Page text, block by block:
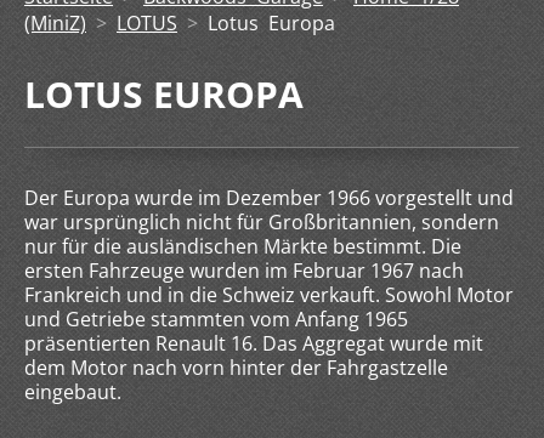
(MiniZ) > LOTUS > Lotus Europa
LOTUS EUROPA
Der Europa wurde im Dezember 1966 vorgestellt und
war ursprünglich nicht für Großbritannien, sondern
nur für die ausländischen Märkte bestimmt. Die
ersten Fahrzeuge wurden im Februar 1967 nach
Frankreich und in die Schweiz verkauft. Sowohl Motor
und Getriebe stammten vom Anfang 1965
präsentierten Renault 16. Das Aggregat wurde mit
dem Motor nach vorn hinter der Fahrgastzelle
eingebaut.